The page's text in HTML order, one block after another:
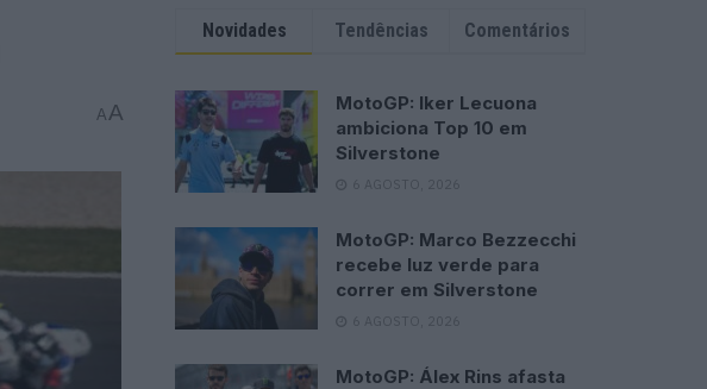
AA
Novidades Tendências Comentários
MotoGP: Iker Lecuona
ambiciona Top 10 em
Silverstone
6 AGOSTO, 2026
MotoGP: Marco Bezzecchi
recebe luz verde para
correr em Silverstone
6 AGOSTO, 2026
MotoGP: Álex Rins afasta